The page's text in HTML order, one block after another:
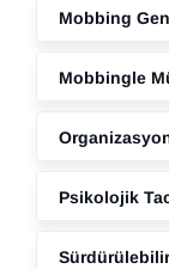
Mobbing
Mobbingle
Psikolojik